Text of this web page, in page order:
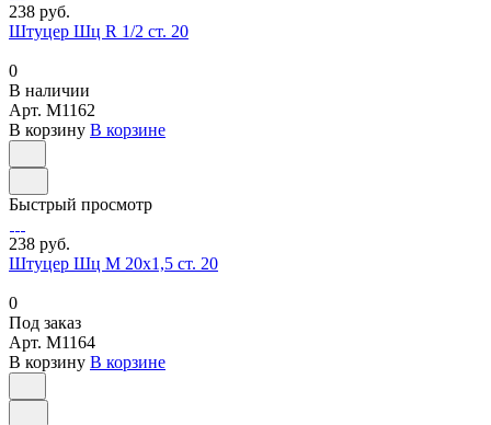
238 руб.
Штуцер Шц R 1/2 ст. 20
0
В наличии
Арт. M1162
В корзину В корзине
Быстрый просмотр
238 руб.
Штуцер Шц M 20x1,5 ст. 20
0
Под заказ
Арт. M1164
В корзину В корзине